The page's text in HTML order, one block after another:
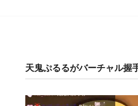
でシェア
ト
ブックマーク
天鬼ぷるるがバーチャル